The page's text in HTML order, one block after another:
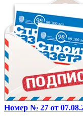
Номер № 27 от